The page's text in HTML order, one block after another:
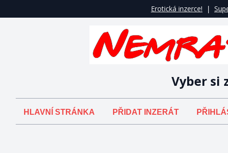
Erotická inzerce! |
Vyber si
HLAVNÍ STRÁNKA PŘIDAT INZERÁT